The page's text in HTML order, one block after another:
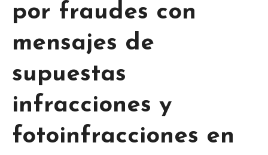
por fraudes con
mensajes de
supuestas
infracciones y
fotoinfracciones en